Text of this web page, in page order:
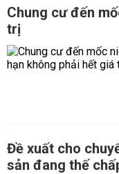
Chung cư đến
trị
Đề xuất cho
sản đang thế